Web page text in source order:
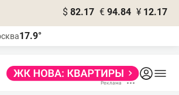
$ 82.17 € 94.84 ¥ 12.17
17.9°